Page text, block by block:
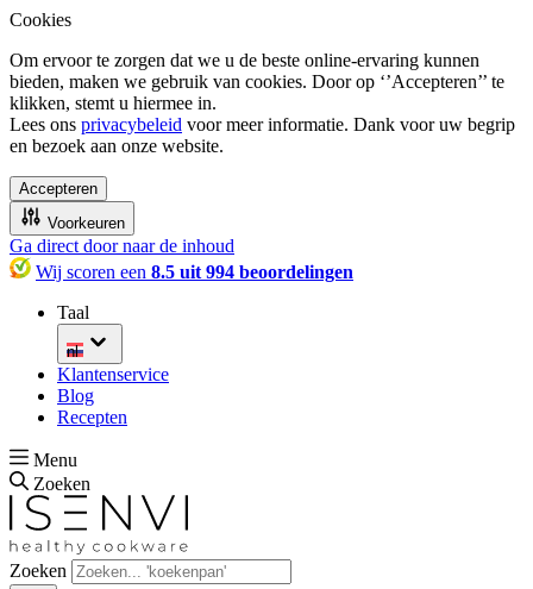
Cookies
Om ervoor te zorgen dat we u de beste online-ervaring kunnen
bieden, maken we gebruik van cookies. Door op ‘’Accepteren’’ te
klikken, stemt u hiermee in.
Lees ons privacybeleid voor meer informatie. Dank voor uw begrip
en bezoek aan onze website.
Accepteren
Voorkeuren
Ga direct door naar de inhoud
Wij scoren een 8.5 uit 994 beoordelingen
Taal
nl
Klantenservice
Blog
Recepten
Menu
Zoeken
Zoeken